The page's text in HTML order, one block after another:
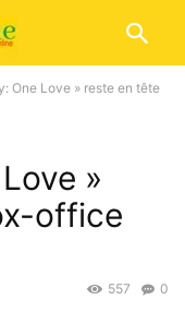
One Love » reste en tête
»
office
0
557